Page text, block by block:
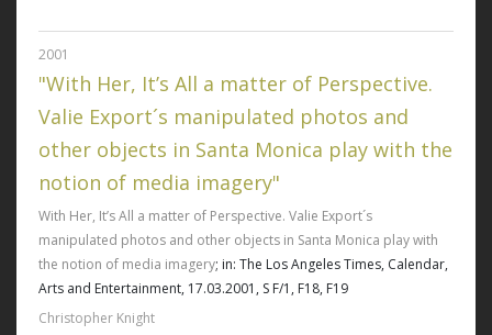
2001
"With Her, It’s All a matter of Perspective.
Valie Export´s manipulated photos and
other objects in Santa Monica play with the
notion of media imagery"
With Her, It’s All a matter of Perspective. Valie Export´s
manipulated photos and other objects in Santa Monica play with
the notion of media imagery; in: The Los Angeles Times, Calendar,
Arts and Entertainment, 17.03.2001, S F/1, F18, F19
Christopher Knight